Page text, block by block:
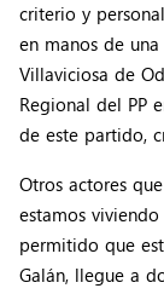
criterio y
en manos de
Villaviciosa de
Regional del PP
de este partido,
Otros actores
estamos
permitido que
Galán, llegue a